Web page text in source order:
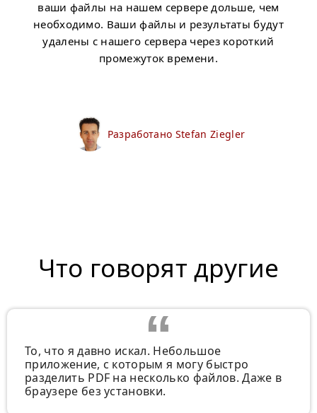
ваши файлы на нашем сервере дольше, чем
необходимо. Ваши файлы и результаты будут
удалены с нашего сервера через короткий
промежуток времени.
Разработано Stefan Ziegler
Что говорят другие
То, что я давно искал. Небольшое
приложение, с которым я могу быстро
разделить PDF на несколько файлов. Даже в
браузере без установки.